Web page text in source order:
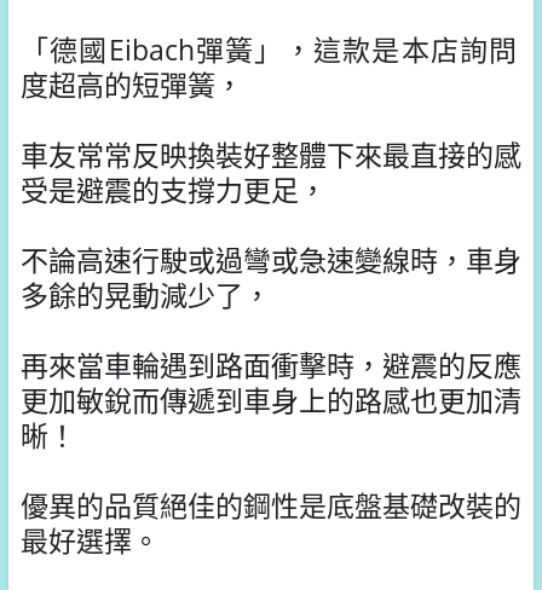
「德國Eibach彈簧 」， 這款是本店詢問
度超高的短彈簧 ，
車友常常反映換裝好整體下來最直接的感
受是避震的支撐力更足，
不論高速行駛或過彎或急速變線時，車身
多餘的晃動減少了，
再來當車輪遇到路面衝擊時，避震的反應
更加敏銳而傳遞到車身上的路感也更加清
晰！
優異的品質絕佳的鋼性是底盤基礎改裝的
最好選擇 。